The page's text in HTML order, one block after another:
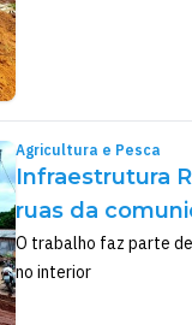
Agricultura e Pesca
Infraestrutura
ruas da
O trabalho faz parte
no interior